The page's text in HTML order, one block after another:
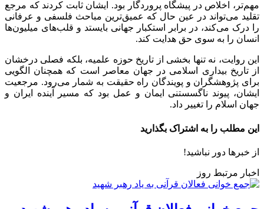
مهم‌تر، اخلاص در پیشگاه پروردگار بود. ایشان ثابت کردند که مرجع
تقلید می‌تواند در عین حال که عمیق‌ترین مباحث فلسفی و عرفانی
را درک می‌کند، در برابر استکبار جهانی بایستد و قلب‌های میلیون‌ها
انسان را به سوی حق هدایت کند.
این روایت، نه تنها بخشی از تاریخ حوزه علمیه، بلکه فصلی درخشان
از تاریخ بیداری اسلامی در جهان معاصر است که همچنان الگویی
برای پژوهشگران و پویندگان راه حقیقت به شمار می‌رود. مرجعیت
ایشان، پیوند ناگسستنی ایمان و عمل بود که مسیر آینده ایران و
جهان اسلام را تغییر داد.
این مطلب را به اشتراک بگذارید
از خبرها دور نباشید!
اخبار مرتبط روز